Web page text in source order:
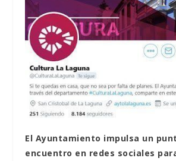
El Ayuntamiento impulsa un
encuentro en redes sociales